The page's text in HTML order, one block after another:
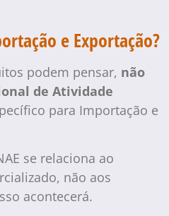
e Exportação?
podem pensar, não
de Atividade
para Importação e
se relaciona ao
não aos
acontecerá.